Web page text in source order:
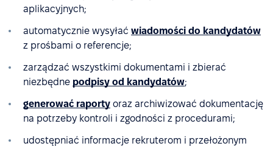
aplikacyjnych;
automatycznie wysyłać wiadomości do kandydatów
z prośbami o referencje;
zarządzać wszystkimi dokumentami i zbierać
niezbędne podpisy od kandydatów;
generować raporty oraz archiwizować dokumentację
na potrzeby kontroli i zgodności z procedurami;
udostępniać informacje rekruterom i przełożonym